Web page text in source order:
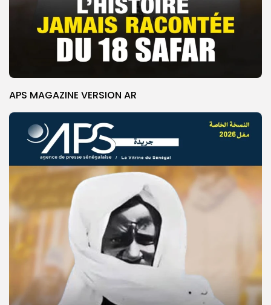
© Copyright 2025, APS
APS MAGAZINE VERSION AR